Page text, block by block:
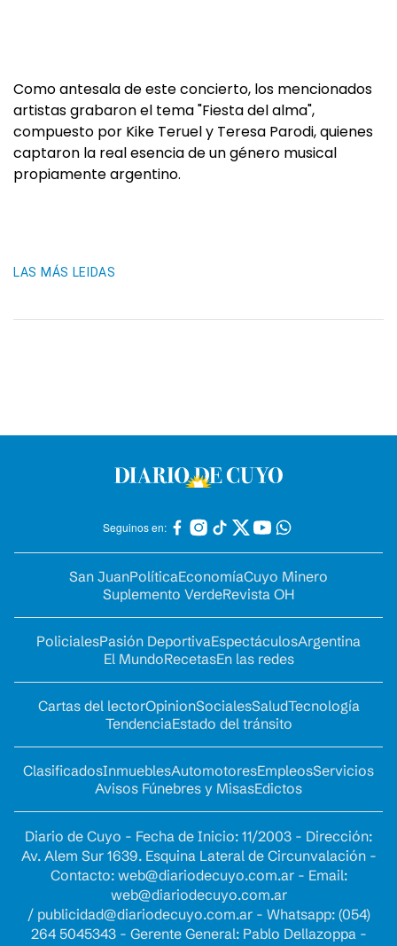
Como antesala de este concierto, los mencionados
artistas grabaron el tema "Fiesta del alma",
compuesto por Kike Teruel y Teresa Parodi, quienes
captaron la real esencia de un género musical
propiamente argentino.
LAS MÁS LEIDAS
Seguinos en:
San JuanPolíticaEconomíaCuyo Minero
Suplemento VerdeRevista OH
PolicialesPasión DeportivaEspectáculosArgentina
El MundoRecetasEn las redes
Cartas del lectorOpinionSocialesSaludTecnología
TendenciaEstado del tránsito
ClasificadosInmueblesAutomotoresEmpleosServicios
Avisos Fúnebres y MisasEdictos
Diario de Cuyo - Fecha de Inicio: 11/2003 - Dirección:
Av. Alem Sur 1639. Esquina Lateral de Circunvalación -
Contacto: web@diariodecuyo.com.ar- Email:
web@diariodecuyo.com.ar
/ publicidad@diariodecuyo.com.ar- Whatsapp: (054)
264 5045343 - Gerente General: Pablo Dellazoppa -